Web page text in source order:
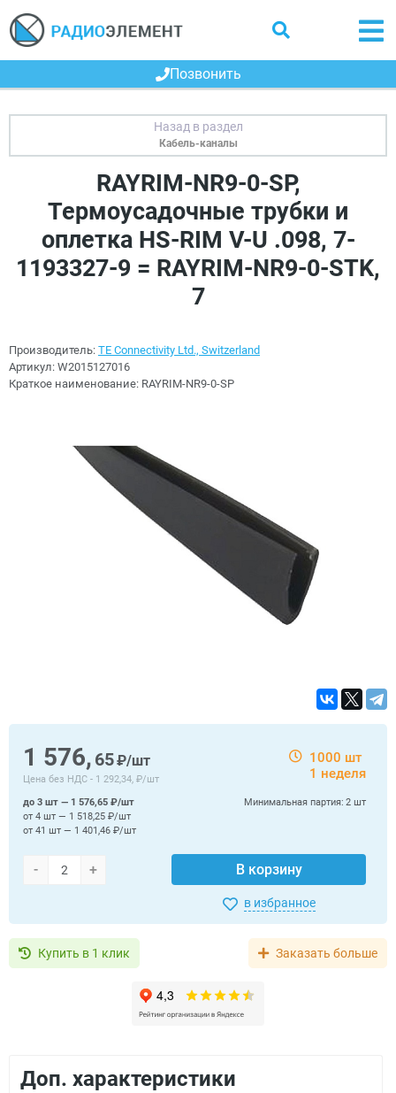
Позвонить
Кабель-каналы
RAYRIM-NR9-0-SP,
Термоусадочные трубки и
оплетка HS-RIM V-U .098, 7-
1193327-9 = RAYRIM-NR9-0-STK,
7
Производитель: TE Connectivity Ltd., Switzerland
Артикул: W2015127016
Краткое наименование: RAYRIM-NR9-0-SP
1 576, 65₽/шт
Цена без НДС - 1 292,34, ₽/шт
1000 шт
1 неделя
- + В корзину
Минимальная партия: 2 шт
до 3 шт — 1 576,65 ₽/шт
от 4 шт — 1 518,25 ₽/шт
от 41 шт — 1 401,46 ₽/шт
в избранное
Купить в 1 клик Заказать больше
Доп. характеристики